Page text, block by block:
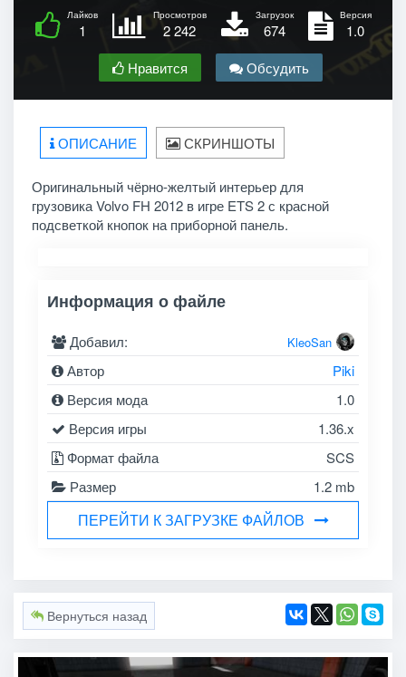
Лайков
1
Просмотров
2 242
Загрузок
674
Версия
1.0
Нравится
Обсудить
ОПИСАНИЕ СКРИНШОТЫ
Оригинальный чёрно-желтый интерьер для
грузовика Volvo FH 2012 в игре ETS 2 с красной
подсветкой кнопок на приборной панель.
Информация о файле
Добавил: KleoSan
Автор
Piki
Версия мода
1.0
Версия игры
1.36.x
Формат файла
SCS
Размер
1.2 mb
ПЕРЕЙТИ К ЗАГРУЗКЕ ФАЙЛОВ
Вернуться назад